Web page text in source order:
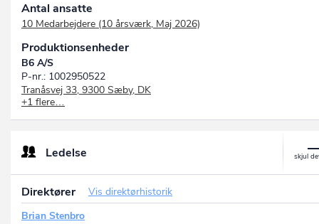
Antal ansatte
10 Medarbejdere (10 årsværk, Maj 2026)
Produktionsenheder
B6 A/S
P-nr.: 1002950522
Tranåsvej 33, 9300 Sæby, DK
B6 A/S
P-nr.: 1002950534
+1 flere…
Ledelse
Direktører
Vis direktørhistorik
Brian Stenbro